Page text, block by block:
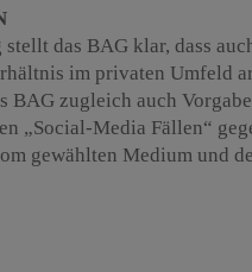
das BAG klar, dass
im privaten Umfeld
BAG zugleich auch
„Social-Media Fällen“
gewählten Medium und